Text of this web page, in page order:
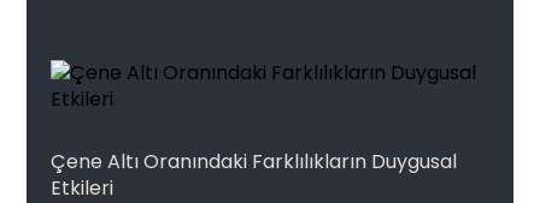
Çene Altı Oranındaki Farklılıkların Duygusal
Etkileri